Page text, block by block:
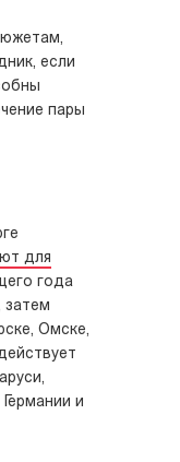
если
пары
для
года
затем
Омске,
и